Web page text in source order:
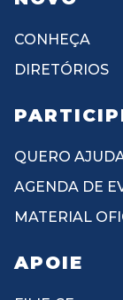
CONHEÇA
DIRETÓRIOS
QUERO
AGENDA DE
MATERIAL
APOIE